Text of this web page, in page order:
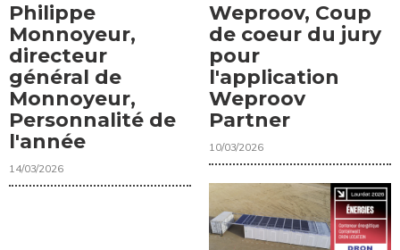
Philippe
Monnoyeur,
directeur
général de
Monnoyeur,
Personnalité de
l'année
14/03/2026
Weproov, Coup
de coeur du jury
pour
l'application
Weproov
Partner
10/03/2026